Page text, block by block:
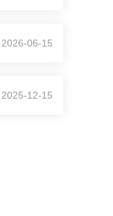
2026-06-15
2025-12-15